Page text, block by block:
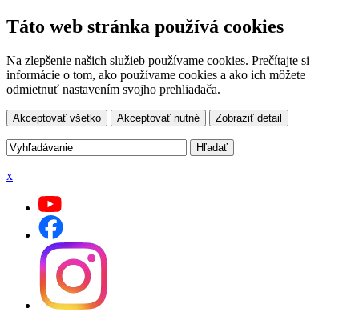
Táto web stránka používá cookies
Na zlepšenie našich služieb používame cookies. Prečítajte si
informácie o tom, ako používame cookies a ako ich môžete
odmietnuť nastavením svojho prehliadača.
Akceptovať všetko Akceptovať nutné Zobraziť detail
x